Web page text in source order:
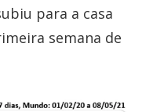
para a casa
semana de